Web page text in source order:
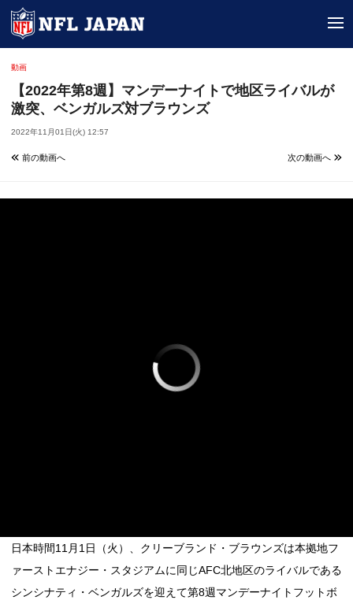
動画
【2022年第8週】マンデーナイトで地区ライバルが
激突、ベンガルズ対ブラウンズ
2022年11月01日(火) 12:57
前の動画へ 次の動画へ
日本時間11月1日（火）、クリーブランド・ブラウンズは本拠地フ
ァーストエナジー・スタジアムに同じAFC北地区のライバルである
シンシナティ・ベンガルズを迎えて第8週マンデーナイトフットボ